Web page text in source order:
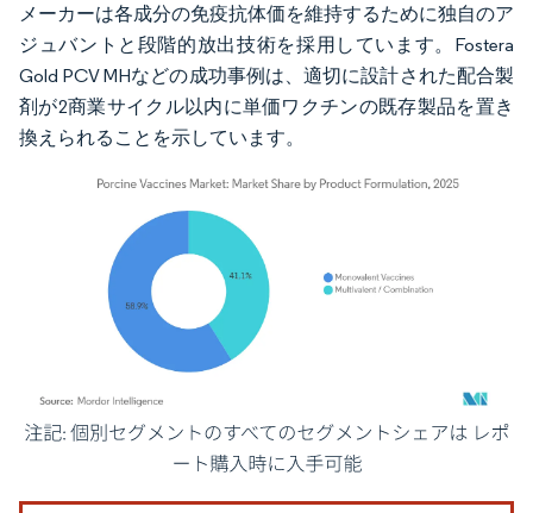
メーカーは各成分の免疫抗体価を維持するために独自のア
ジュバントと段階的放出技術を採用しています。Fostera
Gold PCV MHなどの成功事例は、適切に設計された配合製
剤が2商業サイクル以内に単価ワクチンの既存製品を置き
換えられることを示しています。
画像 © Mordor Intelligence。再利用にはCC BY 4.0の表示が必要です。